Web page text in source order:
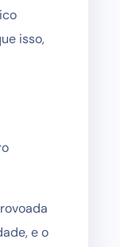
isso,
e o